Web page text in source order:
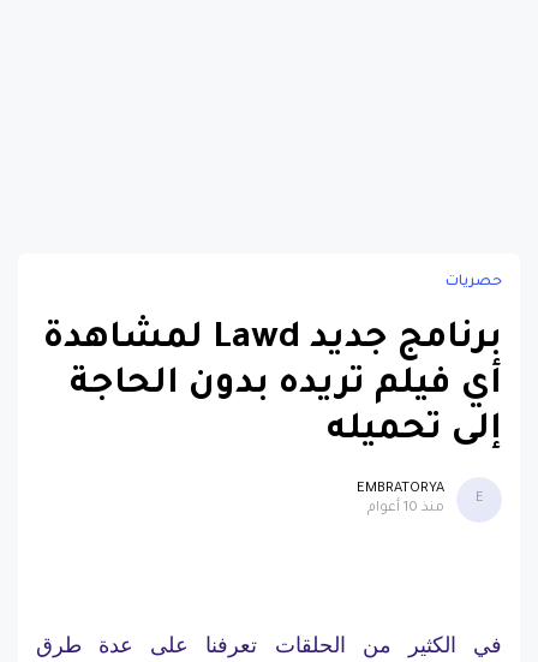
حصريات
برنامج جديد Lawd لمشاهدة
أي فيلم تريده بدون الحاجة
إلى تحميله
E
EMBRATORYA
منذ 10 أعوام
في الكثير من الحلقات تعرفنا على عدة طرق